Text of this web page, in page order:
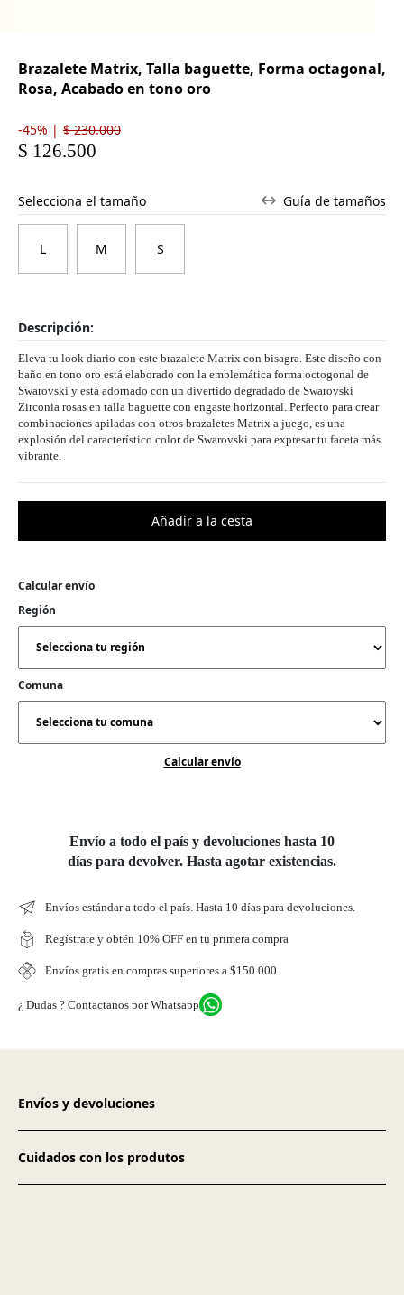
Brazalete Matrix, Talla baguette, Forma octagonal,
Rosa, Acabado en tono oro
-45% | $ 230.000
$ 126.500
Selecciona el tamaño Guía de tamaños
L M S
Descripción:
Eleva tu look diario con este brazalete Matrix con bisagra. Este diseño con
baño en tono oro está elaborado con la emblemática forma octogonal de
Swarovski y está adornado con un divertido degradado de Swarovski
Zirconia rosas en talla baguette con engaste horizontal. Perfecto para crear
combinaciones apiladas con otros brazaletes Matrix a juego, es una
explosión del característico color de Swarovski para expresar tu faceta más
vibrante.
Calcular envío
Región
Comuna
Calcular envío
Envío a todo el país y devoluciones hasta 10
días para devolver. Hasta agotar existencias.
Envíos estándar a todo el país. Hasta 10 días para devoluciones.
Regístrate y obtén 10% OFF en tu primera compra
Envíos gratis en compras superiores a $150.000
¿ Dudas ? Contactanos por Whatsapp
Envíos y devoluciones
Cuidados con los produtos